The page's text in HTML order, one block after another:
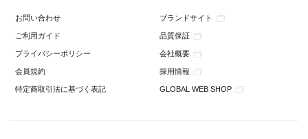
お問い合わせ ブランドサイト
ご利用ガイド 品質保証
プライバシーポリシー 会社概要
会員規約 採用情報
特定商取引法に基づく表記 GLOBAL WEB SHOP